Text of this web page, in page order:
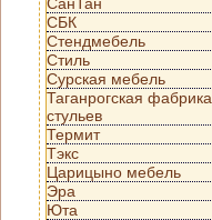
СБК
Стендмебель
Стиль
Сурская мебель
Таганрогская фабрика
стульев
Термит
Тэкс
Царицыно мебель
Эра
Юта